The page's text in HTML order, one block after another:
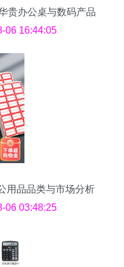
贵办公桌与数码产品
算
06 16:44:05
用品品类与市场分析
06 03:48:25